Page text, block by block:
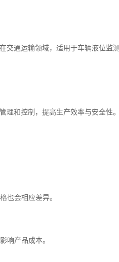
交通运输领域，适用于车辆液位监测
和控制，提高生产效率与安全性。
也会相应差异。
响产品成本。